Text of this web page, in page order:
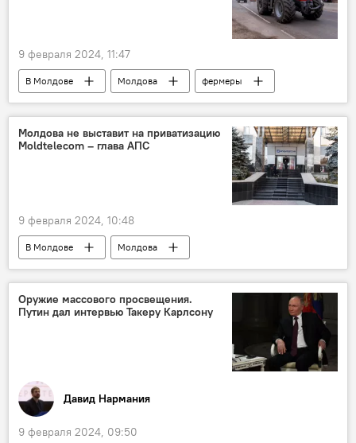
9 февраля 2024, 11:47
В Молдове Молдова
фермеры
протест
Молдова не выставит на приватизацию
Moldtelecom – глава АПС
9 февраля 2024, 10:48
В Молдове
Молдова
приватизация
Оружие массового просвещения.
Путин дал интервью Такеру Карлсону
Давид Нармания
9 февраля 2024, 09:50